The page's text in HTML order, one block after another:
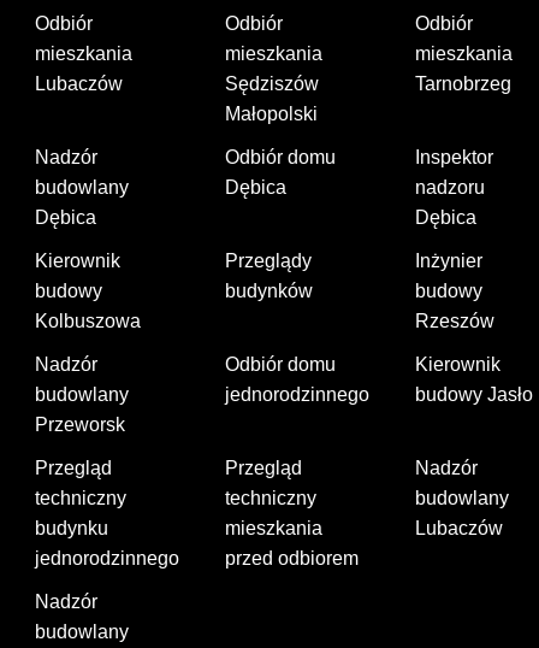
Odbiór
mieszkania
Lubaczów
Odbiór
mieszkania
Sędziszów
Małopolski
Odbiór
mieszkania
Tarnobrzeg
Nadzór
budowlany
Dębica
Odbiór domu
Dębica
Inspektor
nadzoru
Dębica
Kierownik
budowy
Kolbuszowa
Przeglądy
budynków
Inżynier
budowy
Rzeszów
Nadzór
budowlany
Przeworsk
Odbiór domu
jednorodzinnego
Kierownik
budowy Jasło
Przegląd
techniczny
budynku
jednorodzinnego
Przegląd
techniczny
mieszkania
przed odbiorem
Nadzór
budowlany
Lubaczów
Nadzór
budowlany